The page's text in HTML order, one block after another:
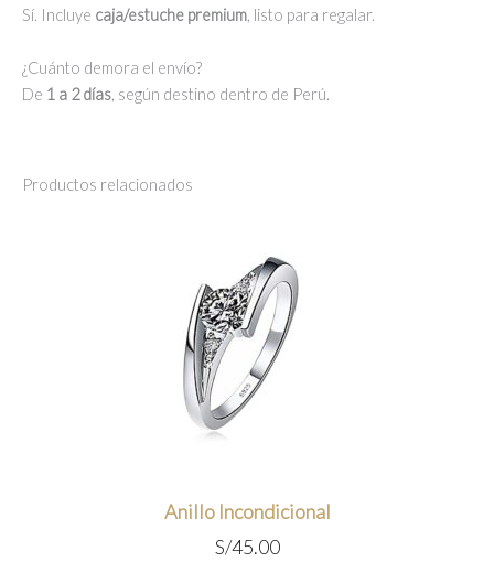
Sí. Incluye caja/estuche premium, listo para regalar.
¿Cuánto demora el envío?
De 1 a 2 días, según destino dentro de Perú.
Productos relacionados
Anillo Incondicional
S/45.00